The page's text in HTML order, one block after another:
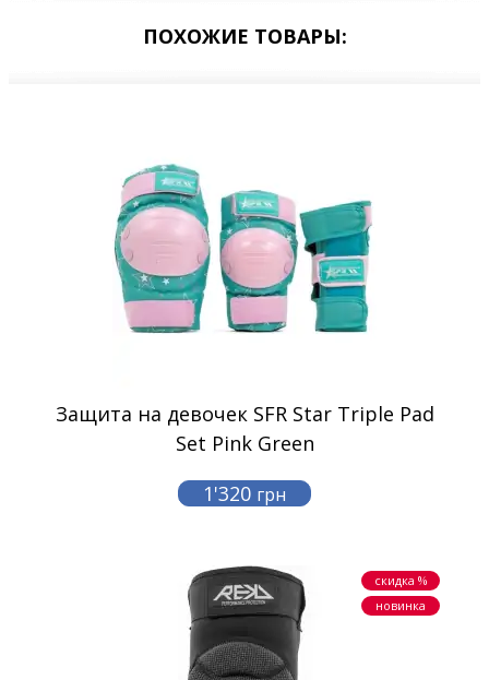
ПОХОЖИЕ ТОВАРЫ:
Защита на девочек SFR Star Triple Pad
Set Pink Green
1'320 грн
скидка %
новинка